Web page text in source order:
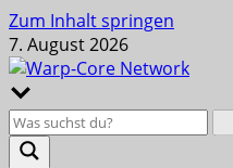
Zum Inhalt springen
7. August 2026